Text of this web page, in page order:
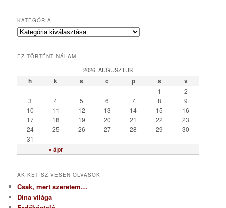
KATEGÓRIA
K
e
r
EZ TÖRTÉNT NÁLAM…
2026. AUGUSZTUS
h k s c p s v
« ápr
1
2
3
4 5 6 7 8
9
10
11 12 13 14 15
16
17
18 19 20 21 22
23
24
25 26 27 28 29
30
31
AKIKET SZÍVESEN OLVASOK
Csak, mert szeretem…
Dina világa